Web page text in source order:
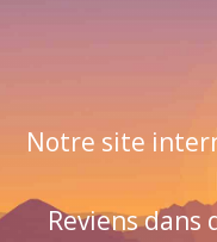
Notre site
Reviens